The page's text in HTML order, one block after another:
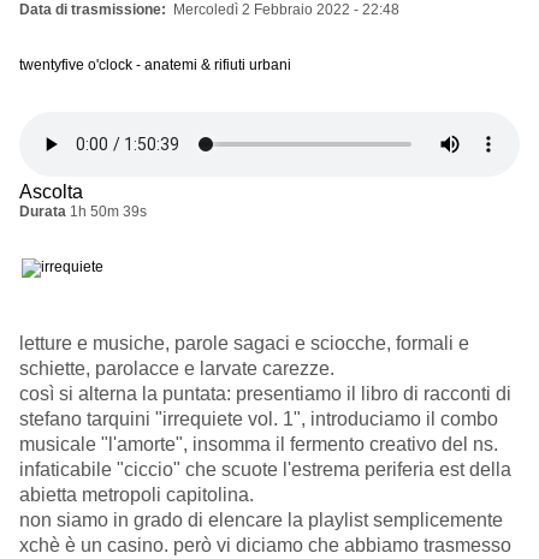
Data di trasmissione Mercoledì 2 Febbraio 2022 - 22:48
twentyfive o'clock - anatemi & rifiuti urbani
Ascolta
Durata 1h 50m 39s
letture e musiche, parole sagaci e sciocche, formali e
schiette, parolacce e larvate carezze.
così si alterna la puntata: presentiamo il libro di racconti di
stefano tarquini "irrequiete vol. 1", introduciamo il combo
musicale "l'amorte", insomma il fermento creativo del ns.
infaticabile "ciccio" che scuote l'estrema periferia est della
abietta metropoli capitolina.
non siamo in grado di elencare la playlist semplicemente
xchè è un casino. però vi diciamo che abbiamo trasmesso